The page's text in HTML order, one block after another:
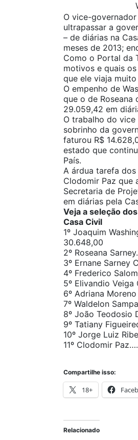
O vice-
ultrapassar a
– de diárias na
meses de 2013;
Como o Portal da
motivos e quais
que ele viaja
O empenho de
que o de Roseana
29.059,42 em
O trabalho do
sobrinho da
faturou R$
estado que
País.
A árdua tarefa
Clodomir Paz que
Secretaria de
em diárias pela
Veja a seleção
Casa Civil
1º Joaquim
30.648,00
2º Roseana
3º Ernane
4º Frederico
5º Elivandio
6º Adriana
7º Waldelon
8º João
9º Tatiany
10º Jorge Luiz
11º Clodomir
Compartilhe isso:
18+
Relacionado